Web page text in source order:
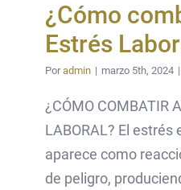
¿Cómo
Estrés
Poradmin | marzo 5th, 2024 |
¿CÓMO COMBATIR
LABORAL? El
aparece como
de peligro,